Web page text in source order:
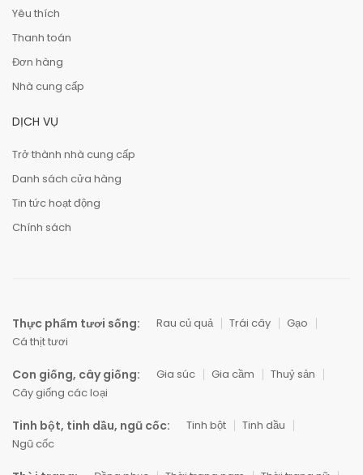
Yêu thích
Thanh toán
Đơn hàng
Nhà cung cấp
DỊCH VỤ
Trở thành nhà cung cấp
Danh sách cửa hàng
Tin tức hoạt động
Chính sách
Thực phẩm tươi sống: Rau củ quả Trái cây
Gạo
Cá thịt tươi
Con giống, cây giống: Gia súc Gia cầm
Thuỷ sản
Cây giống các loại
Tinh bột, tinh dầu, ngũ cốc: Tinh bột
Tinh dầu
Ngũ cốc